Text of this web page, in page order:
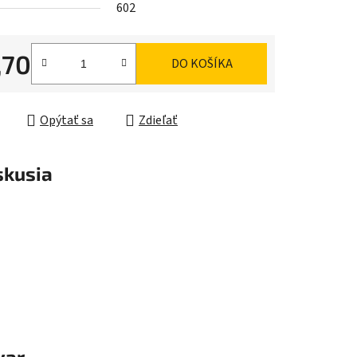
602
cena:
DO KOŠÍKA
Opýtať sa Zdieľať